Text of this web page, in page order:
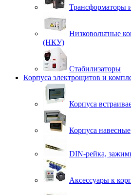
Трансформаторы
Низковольтные
(НКУ)
Стабилизаторы
Корпуса электрощитов и
Корпуса
Корпуса навесные
DIN-рейка,
Аксессуары к